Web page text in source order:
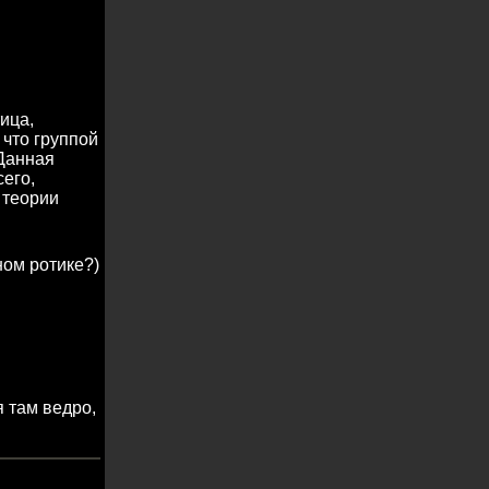
группой
ротике?)
там ведро,